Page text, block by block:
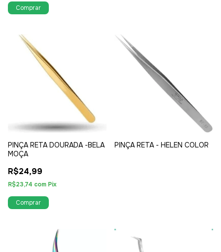
PINÇA RETA DOURADA -BELA
MOÇA
R$24,99
R$23,74 com Pix
PINÇA RETA - HELEN COLOR